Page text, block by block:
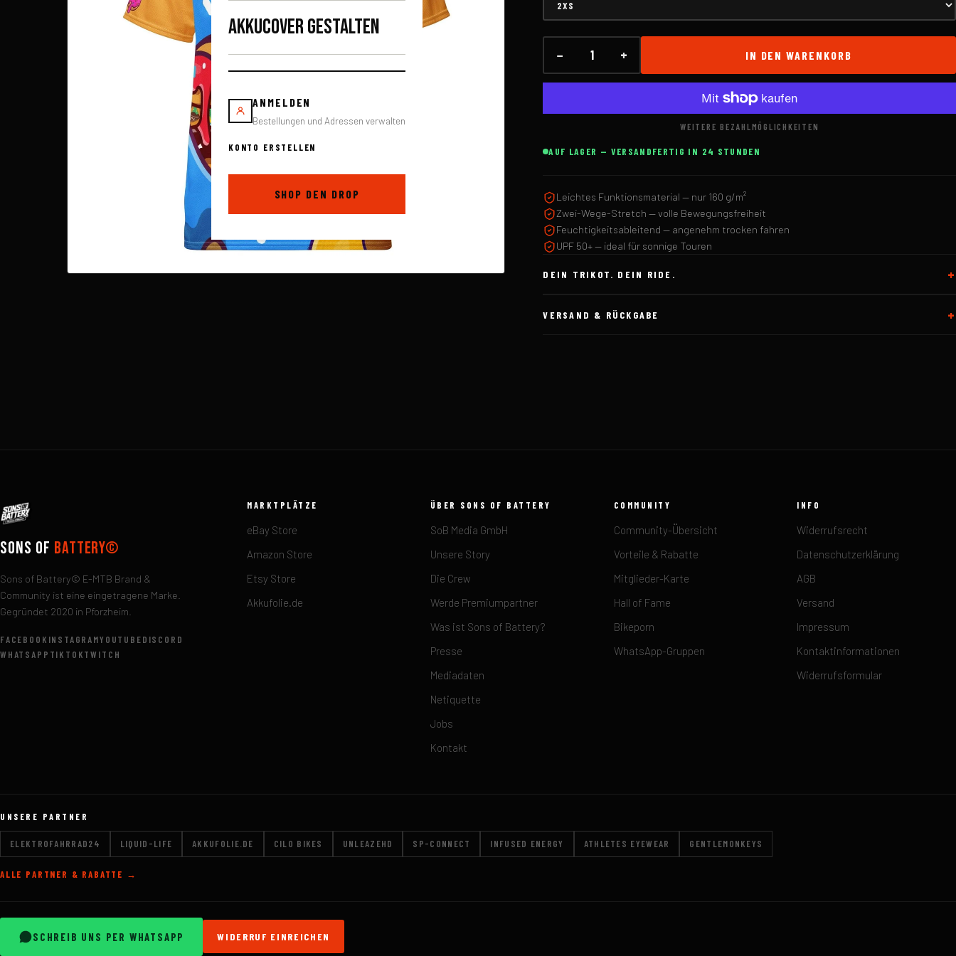
AKKUCOVER GESTALTEN
ANMELDEN
Bestellungen und Adressen verwalten
KONTO ERSTELLEN
SHOP DEN DROP
GRÖSSE
− + IN DEN WARENKORB
WEITERE BEZAHLMÖGLICHKEITEN
AUF LAGER — VERSANDFERTIG IN 24 STUNDEN
Leichtes Funktionsmaterial — nur 160 g/m²
Zwei-Wege-Stretch — volle Bewegungsfreiheit
Feuchtigkeitsableitend — angenehm trocken fahren
UPF 50+ — ideal für sonnige Touren
DEIN TRIKOT. DEIN RIDE.
VERSAND & RÜCKGABE
Sons of Battery©
Sons of Battery© E-MTB Brand &
Community ist eine eingetragene Marke.
Gegründet 2020 in Pforzheim.
FACEBOOK INSTAGRAMYOUTUBEDISCORD
WHATSAPP TIKTOKTWITCH
MARKTPLÄTZE
eBay Store
Amazon Store
Etsy Store
Akkufolie.de
ÜBER SONS OF BATTERY
SoB Media GmbH
Unsere Story
Die Crew
Werde Premiumpartner
Was ist Sons of Battery?
Presse
Mediadaten
Netiquette
Jobs
Kontakt
COMMUNITY
Community-Übersicht
Vorteile & Rabatte
Mitglieder-Karte
Hall of Fame
Bikeporn
WhatsApp-Gruppen
INFO
Widerrufsrecht
Datenschutzerklärung
AGB
Versand
Impressum
Kontaktinformationen
Widerrufsformular
UNSERE PARTNER
ELEKTROFAHRRAD24 LIQUID-LIFE AKKUFOLIE.DE CILO BIKES UNLEAZEHD SP-CONNECT INFUSED ENERGY ATHLETES EYEWEAR GENTLEMONKEYS
ALLE PARTNER & RABATTE →
SCHREIB UNS PER WHATSAPP WIDERRUF EINREICHEN